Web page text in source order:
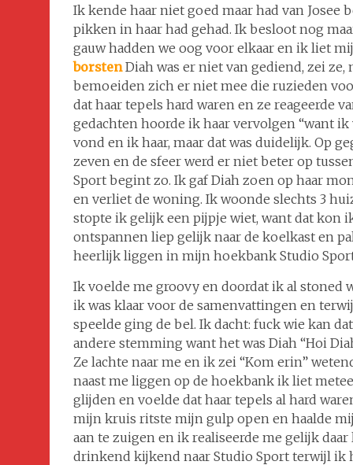
Ik kende haar niet goed maar had van Josee
pikken in haar had gehad. Ik besloot nog
gauw hadden we oog voor elkaar en ik liet
borstenDiah was er niet van gediend, zei ze,
bemoeiden zich er niet mee die ruzieden
dat haar tepels hard waren en ze reageerde
gedachten hoorde ik haar vervolgen “want
vond en ik haar, maar dat was duidelijk. Op
zeven en de sfeer werd er niet beter op
Sport begint zo. Ik gaf Diah zoen op haar
en verliet de woning. Ik woonde slechts 3
stopte ik gelijk een pijpje wiet, want dat kon
ontspannen liep gelijk naar de koelkast en
heerlijk liggen in mijn hoekbank Studio
Ik voelde me groovy en doordat ik al stoned
ik was klaar voor de samenvattingen en
speelde ging de bel. Ik dacht: fuck wie kan
andere stemming want het was Diah “Hoi
Ze lachte naar me en ik zei “Kom erin”
naast me liggen op de hoekbank ik liet
glijden en voelde dat haar tepels al hard
mijn kruis ritste mijn gulp open en haalde
aan te zuigen en ik realiseerde me gelijk
drinkend kijkend naar Studio Sport terwijl